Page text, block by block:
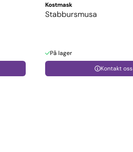
Kostmask
Stabbursmusa
På lager
Kontakt oss